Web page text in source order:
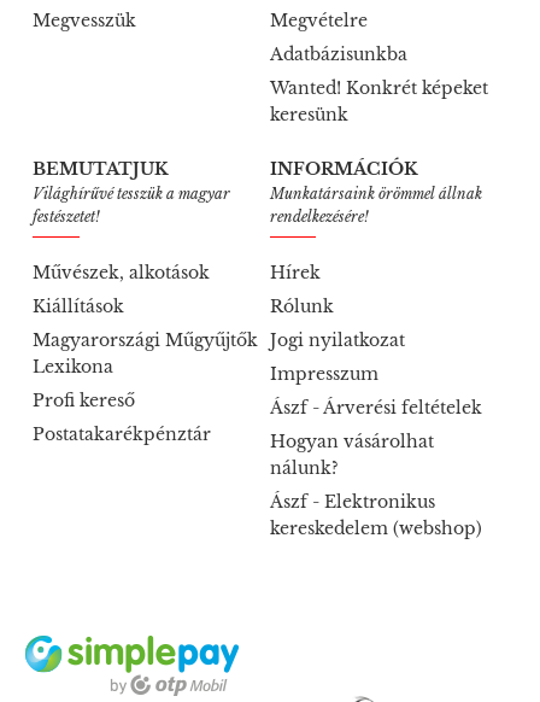
Megvesszük
Megvételre
Adatbázisunkba
Wanted! Konkrét képeket
keresünk
BEMUTATJUK
Világhírűvé tesszük a magyar
festészetet!
Művészek, alkotások
Kiállítások
Magyarországi Műgyűjtők
Lexikona
Profi kereső
Postatakarékpénztár
INFORMÁCIÓK
Munkatársaink örömmel állnak
rendelkezésére!
Hírek
Rólunk
Jogi nyilatkozat
Impresszum
Ászf - Árverési feltételek
Hogyan vásárolhat
nálunk?
Ászf - Elektronikus
kereskedelem (webshop)